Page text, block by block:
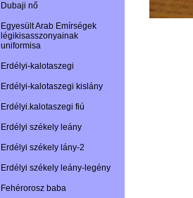
Dubaji nő
Egyesült Arab Emírségek
légikisasszonyainak
uniformisa
Erdélyi-kalotaszegi
Erdélyi-kalotaszegi kislány
Erdélyi.kalotaszegi fiú
Erdélyi székely leány
Erdélyi székely lány-2
Erdélyi székely leány-legény
Fehérorosz baba